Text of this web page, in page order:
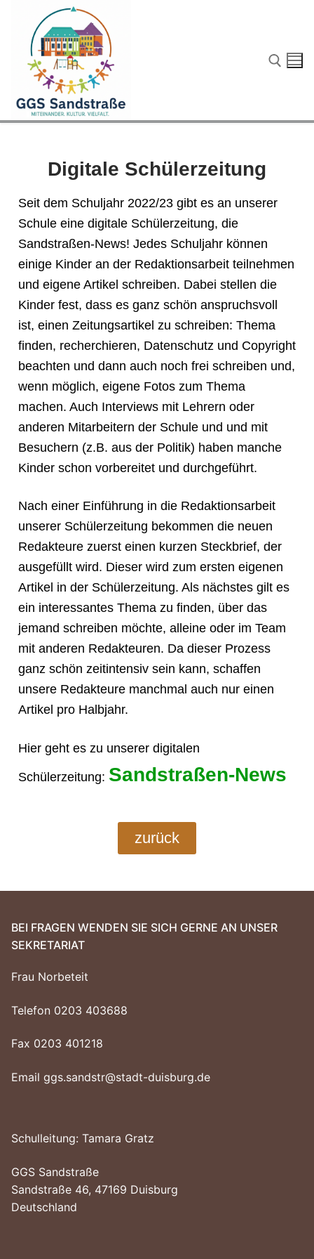
Start
Unsere Schule
Unsere Klassen
Unser Schulleben
Unsere Projekte
Familiengrundschulzentrum
OGTS
Förderverein
Digitale Schülerzeitung
Seit dem Schuljahr 2022/23 gibt es an unserer
Schule eine digitale Schülerzeitung, die
Sandstraßen-News! Jedes Schuljahr können
einige Kinder an der Redaktionsarbeit teilnehmen
und eigene Artikel schreiben. Dabei stellen die
Kinder fest, dass es ganz schön anspruchsvoll
ist, einen Zeitungsartikel zu schreiben: Thema
finden, recherchieren, Datenschutz und Copyright
beachten und dann auch noch frei schreiben und,
wenn möglich, eigene Fotos zum Thema
machen. Auch Interviews mit Lehrern oder
anderen Mitarbeitern der Schule und und mit
Besuchern (z.B. aus der Politik) haben manche
Kinder schon vorbereitet und durchgeführt.
Nach einer Einführung in die Redaktionsarbeit
unserer Schülerzeitung bekommen die neuen
Redakteure zuerst einen kurzen Steckbrief, der
ausgefüllt wird. Dieser wird zum ersten eigenen
Artikel in der Schülerzeitung. Als nächstes gilt es
ein interessantes Thema zu finden, über das
jemand schreiben möchte, alleine oder im Team
mit anderen Redakteuren. Da dieser Prozess
ganz schön zeitintensiv sein kann, schaffen
unsere Redakteure manchmal auch nur einen
Artikel pro Halbjahr.
Hier geht es zu unserer digitalen
Schülerzeitung: Sandstraßen-News
zurück
BEI FRAGEN WENDEN SIE SICH GERNE AN UNSER
SEKRETARIAT
Frau Norbeteit
Telefon 0203 403688
Fax 0203 401218
Email ggs.sandstr@stadt-duisburg.de
Schulleitung: Tamara Gratz
GGS Sandstraße
Sandstraße 46, 47169 Duisburg
Deutschland